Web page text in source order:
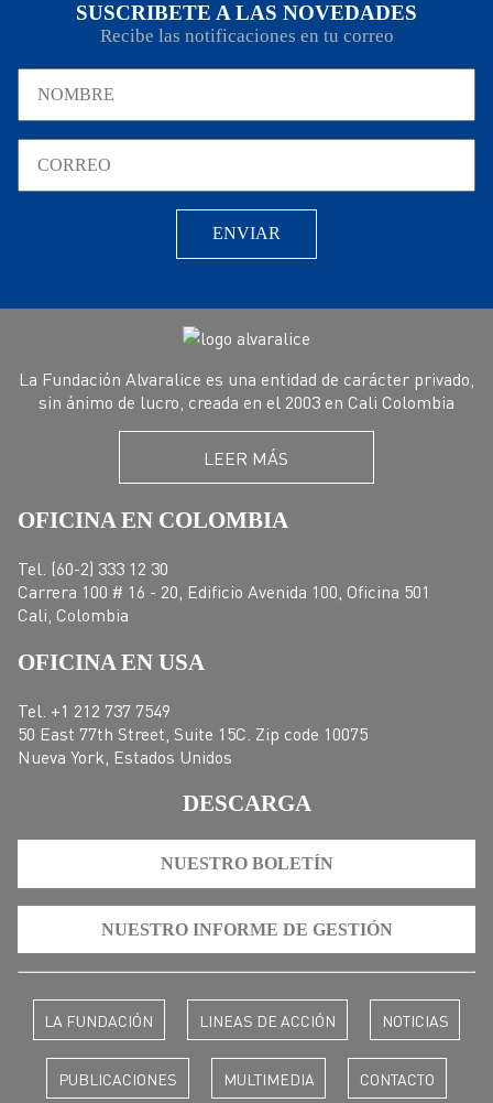
SUSCRIBETE A LAS NOVEDADES
Recibe las notificaciones en tu correo
La Fundación Alvaralice es una entidad de carácter privado,
sin ánimo de lucro, creada en el 2003 en Cali Colombia
LEER MÁS
OFICINA EN COLOMBIA
Tel. (60-2) 333 12 30
Carrera 100 # 16 - 20, Edificio Avenida 100, Oficina 501
Cali, Colombia
OFICINA EN USA
Tel. +1 212 737 7549
50 East 77th Street, Suite 15C. Zip code 10075
Nueva York, Estados Unidos
DESCARGA
NUESTRO BOLETÍN
NUESTRO INFORME DE GESTIÓN
LA FUNDACIÓN LINEAS DE ACCIÓN NOTICIAS
PUBLICACIONES MULTIMEDIA CONTACTO